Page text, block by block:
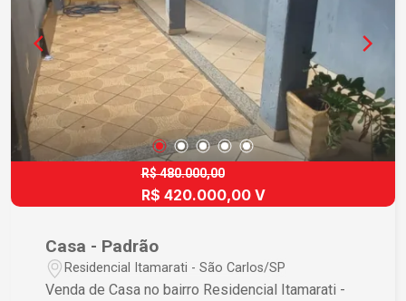
R$ 480.000,00
R$ 420.000,00 V
Casa - Padrão
Residencial Itamarati - São Carlos/SP
Venda de Casa no bairro Residencial Itamarati -